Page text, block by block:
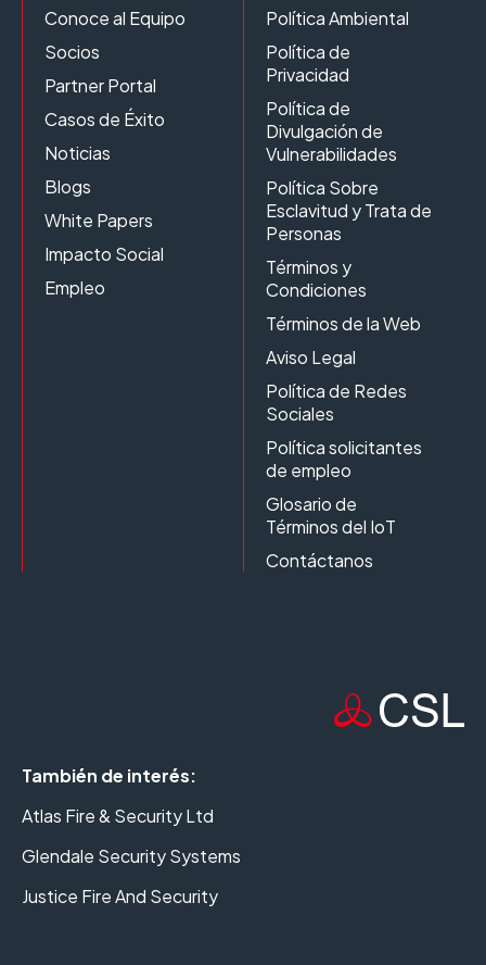
Conoce al Equipo
Socios
Partner Portal
Casos de Éxito
Noticias
Blogs
White Papers
Impacto Social
Empleo
Política Ambiental
Política de
Privacidad
Política de
Divulgación de
Vulnerabilidades
Política Sobre
Esclavitud y Trata de
Personas
Términos y
Condiciones
Términos de la Web
Aviso Legal
Política de Redes
Sociales
Política solicitantes
de empleo
Glosario de
Términos del IoT
Contáctanos
También de interés:
Atlas Fire & Security Ltd
Glendale Security Systems
Justice Fire And Security